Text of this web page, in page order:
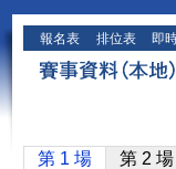
報名表 排位表 即
第 1 場 第 2 場